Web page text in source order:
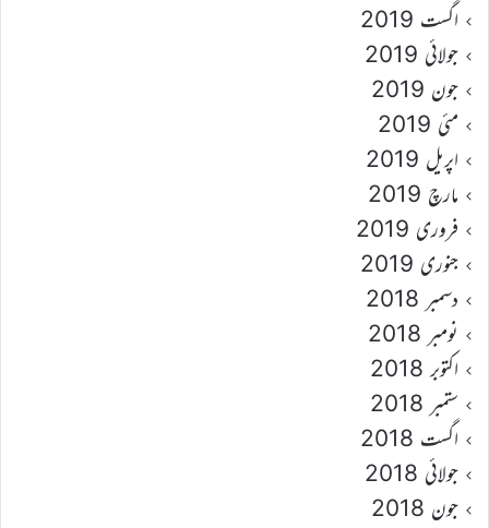
اگست 2019
جولائی 2019
جون 2019
مئی 2019
اپریل 2019
مارچ 2019
فروری 2019
جنوری 2019
دسمبر 2018
نومبر 2018
اکتوبر 2018
ستمبر 2018
اگست 2018
جولائی 2018
جون 2018